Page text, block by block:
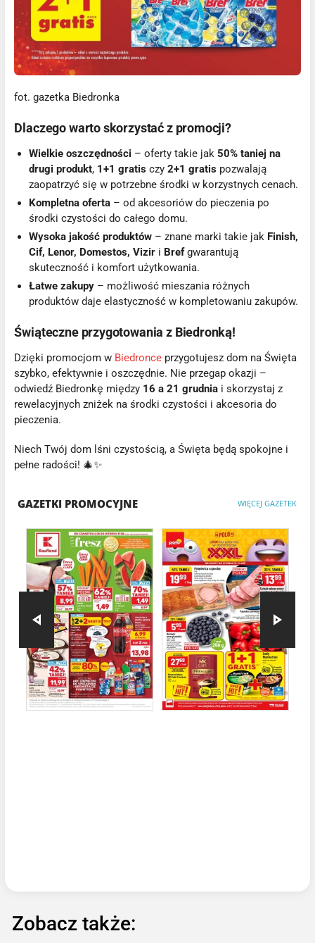
fot. gazetka Biedronka
Dlaczego warto skorzystać z promocji?
Wielkie oszczędności – oferty takie jak50% taniej na
drugi produkt, 1+1 gratis czy2+1 gratis pozwalają
zaopatrzyć się w potrzebne środki w korzystnych cenach.
Kompletna oferta – od akcesoriów do pieczenia po
środki czystości do całego domu.
Wysoka jakość produktów – znane marki takie jak Finish,
Cif, Lenor, Domestos, Vizir i Brefgwarantują
skuteczność i komfort użytkowania.
Łatwe zakupy – możliwość mieszania różnych
produktów daje elastyczność w kompletowaniu zakupów.
Świąteczne przygotowania z Biedronką!
Dzięki promocjom w Biedronce przygotujesz dom na Święta
szybko, efektywnie i oszczędnie. Nie przegap okazji –
odwiedź Biedronkę między 16 a 21 grudnia i skorzystaj z
rewelacyjnych zniżek na środki czystości i akcesoria do
pieczenia.
Niech Twój dom lśni czystością, a Święta będą spokojne i
pełne radości! 🎄✨
Zobacz także: